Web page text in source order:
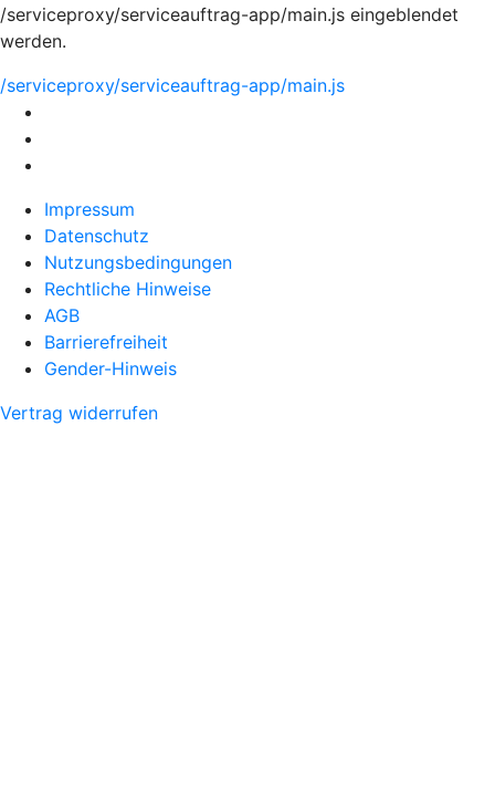
/serviceproxy/serviceauftrag-app/main.js eingeblendet
werden.
/serviceproxy/serviceauftrag-app/main.js
Impressum
Datenschutz
Nutzungsbedingungen
Rechtliche Hinweise
AGB
Barrierefreiheit
Gender-Hinweis
Vertrag widerrufen